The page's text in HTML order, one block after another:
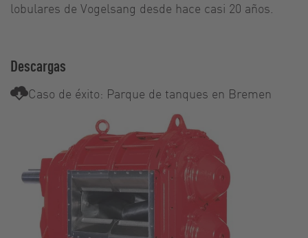
lobulares de Vogelsang desde hace casi 20 años.
Descargas
Caso de éxito: Parque de tanques en Bremen